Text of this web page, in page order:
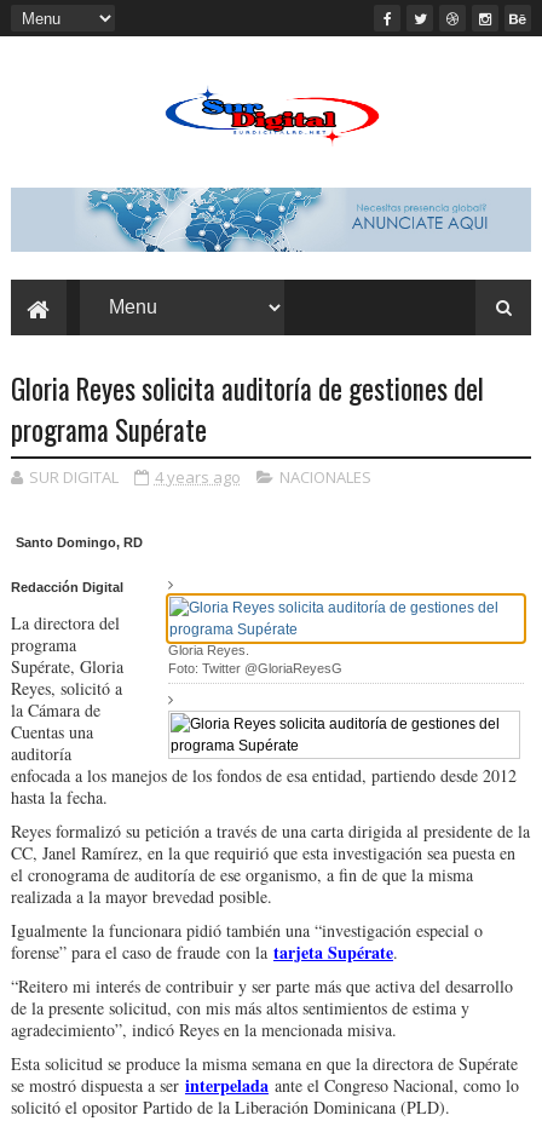
Gloria Reyes solicita auditoría de gestiones del
programa Supérate
SUR DIGITAL 4 years ago NACIONALES
Santo Domingo, RD
Gloria Reyes.
Foto: Twitter @GloriaReyesG
Redacción Digital
La directora del
programa
Supérate, Gloria
Reyes, solicitó a
la Cámara de
Cuentas una
auditoría
enfocada a los manejos de los fondos de esa entidad, partiendo desde 2012
hasta la fecha.
Reyes formalizó su petición a través de una carta dirigida al presidente de la
CC, Janel Ramírez, en la que requirió que esta investigación sea puesta en
el cronograma de auditoría de ese organismo, a fin de que la misma
realizada a la mayor brevedad posible.
Igualmente la funcionara pidió también una “investigación especial o
forense” para el caso de fraude con la tarjeta Supérate.
“Reitero mi interés de contribuir y ser parte más que activa del desarrollo
de la presente solicitud, con mis más altos sentimientos de estima y
agradecimiento”, indicó Reyes en la mencionada misiva.
Esta solicitud se produce la misma semana en que la directora de Supérate
se mostró dispuesta a ser interpeladaante el Congreso Nacional, como lo
solicitó el opositor Partido de la Liberación Dominicana (PLD).